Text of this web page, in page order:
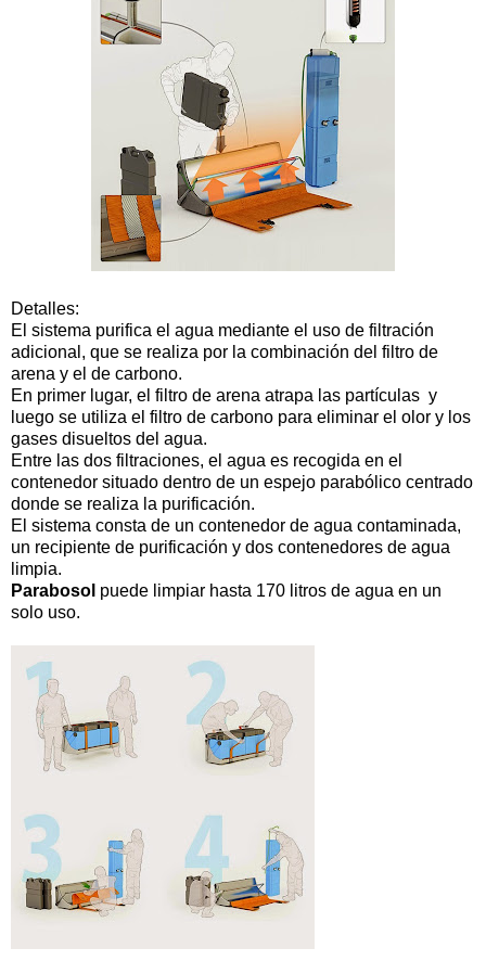
Detalles:
El sistema purifica el agua mediante el uso de filtración
adicional, que se realiza por la combinación del filtro de
arena y el de carbono.
En primer lugar, el filtro de arena atrapa las partículas y
luego se utiliza el filtro de carbono para eliminar el olor y los
gases disueltos del agua.
Entre las dos filtraciones, el agua es recogida en el
contenedor situado dentro de un espejo parabólico centrado
donde se realiza la purificación.
El sistema consta de un contenedor de agua contaminada,
un recipiente de purificación y dos contenedores de agua
limpia.
Parabosol puede limpiar hasta 170 litros de agua en un
solo uso.